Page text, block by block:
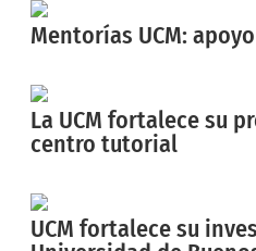
Mentorías UCM:
La UCM fortalece su
centro tutorial
UCM fortalece su